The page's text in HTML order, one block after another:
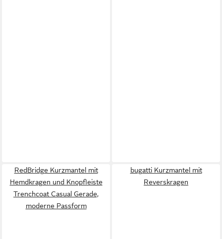
RedBridge Kurzmantel mit
Hemdkragen und Knopfleiste
Trenchcoat Casual Gerade,
moderne Passform
bugatti Kurzmantel mit
Reverskragen